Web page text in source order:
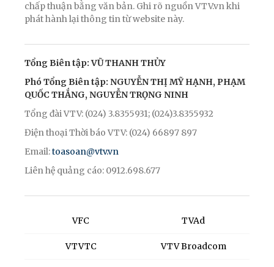
chấp thuận bằng văn bản. Ghi rõ nguồn VTV.vn khi
phát hành lại thông tin từ website này.
Tổng Biên tập: VŨ THANH THỦY
Phó Tổng Biên tập: NGUYỄN THỊ MỸ HẠNH, PHẠM
QUỐC THẮNG, NGUYỄN TRỌNG NINH
Tổng đài VTV: (024) 3.8355931; (024)3.8355932
Điện thoại Thời báo VTV: (024) 66897 897
Email:toasoan@vtv.vn
Liên hệ quảng cáo: 0912.698.677
VFC
VTVTC
TVAd
VTV Broadcom